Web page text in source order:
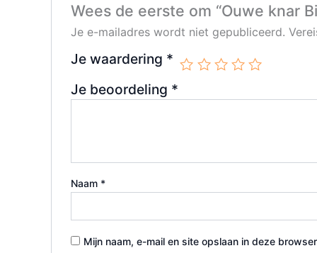
Wees de eerste om “Ouwe knar
Je e-mailadres wordt niet gepubliceerd.
Je waardering *
Je beoordeling *
Naam *
Mijn naam, e-mail en site opslaan in deze